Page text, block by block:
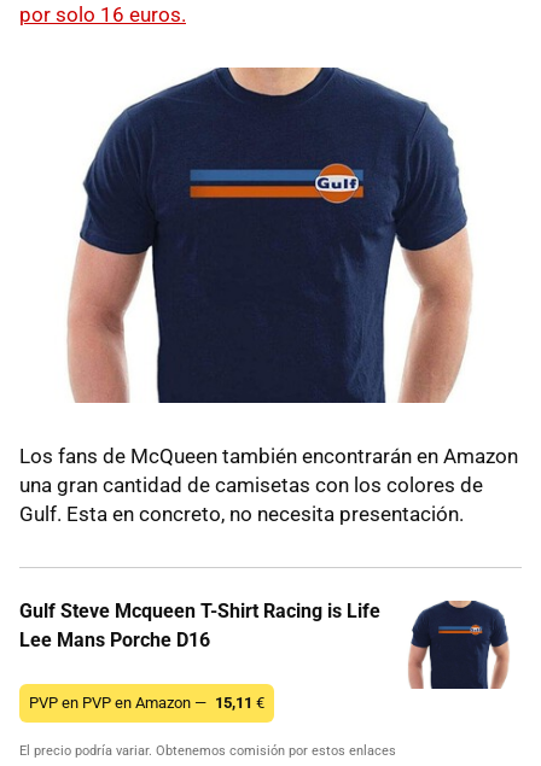
por solo 16 euros.
Los fans de McQueen también encontrarán en Amazon
una gran cantidad de camisetas con los colores de
Gulf. Esta en concreto, no necesita presentación.
Gulf Steve Mcqueen T-Shirt Racing is Life
Lee Mans Porche D16
PVP en PVP en Amazon — 15,11 €
El precio podría variar. Obtenemos comisión por estos enlaces